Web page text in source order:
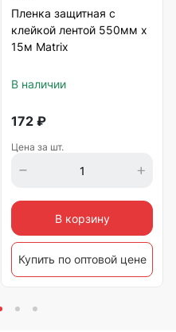
Пленка защитная с
клейкой лентой 550мм х
15м Matrix
В наличии
172 ₽
Цена за шт.
В корзину
Купить по оптовой цене